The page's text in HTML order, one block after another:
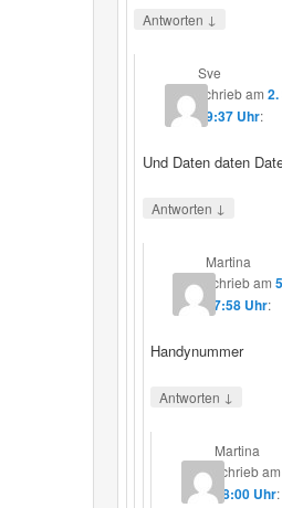
Antworten ↓
Sve
schriebam
19:37 Uhr:
Und Daten daten
Antworten ↓
Martina
schriebam
17:58 Uhr:
Handynummer
Antworten ↓
Martina
schriebam
18:00 Uhr: